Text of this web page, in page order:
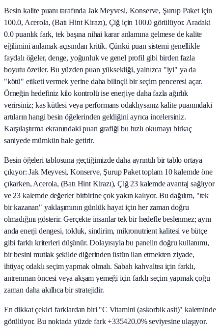
Besin kalite puanı tarafında Jak Meyvesi, Konserve, Şurup Paket için
100.0, Acerola, (Batı Hint Kirazı), Çiğ için 100.0 görülüyor. Aradaki
0.0 puanlık fark, tek başına nihai karar anlamına gelmese de kalite
eğilimini anlamak açısından kritik. Çünkü puan sistemi genellikle
faydalı öğeler, denge, yoğunluk ve genel profil gibi birden fazla
boyutu özetler. Bu yüzden puan yüksekliği, yalnızca "iyi" ya da
"kötü" etiketi vermek yerine daha bilinçli bir seçim penceresi açar.
Örneğin hedefiniz kilo kontrolü ise enerjiye daha fazla ağırlık
verirsiniz; kas kütlesi veya performans odaklıysanız kalite puanındaki
artıların hangi besin öğelerinden geldiğini ayrıca incelersiniz.
Karşılaştırma ekranındaki puan grafiği bu hızlı okumayı birkaç
saniyede mümkün hale getirir.
Besin öğeleri tablosuna geçtiğimizde daha ayrıntılı bir tablo ortaya
çıkıyor: Jak Meyvesi, Konserve, Şurup Paket toplam 10 kalemde öne
çıkarken, Acerola, (Batı Hint Kirazı), Çiğ 23 kalemde avantaj sağlıyor
ve 23 kalemde değerler birbirine çok yakın kalıyor. Bu dağılım, "tek
bir kazanan" yaklaşımının günlük hayat için her zaman doğru
olmadığını gösterir. Gerçekte insanlar tek bir hedefle beslenmez; aynı
anda enerji dengesi, tokluk, sindirim, mikronutrient kalitesi ve bütçe
gibi farklı kriterleri düşünür. Dolayısıyla bu panelin doğru kullanımı,
bir besini mutlak şekilde diğerinden üstün ilan etmekten ziyade,
ihtiyaç odaklı seçim yapmak olmalı. Sabah kahvaltısı için farklı,
antrenman öncesi veya akşam yemeği için farklı seçim yapmak çoğu
zaman daha akıllıca bir stratejidir.
En dikkat çekici farklardan biri "C Vitamini (askorbik asit)" kaleminde
görülüyor. Bu noktada yüzde fark +335420.0% seviyesine ulaşıyor.